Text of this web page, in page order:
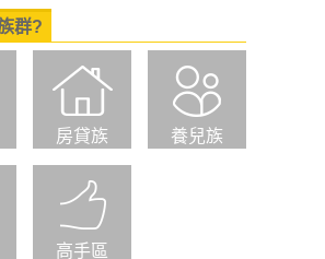
群?
房貸族 養兒族
高手區